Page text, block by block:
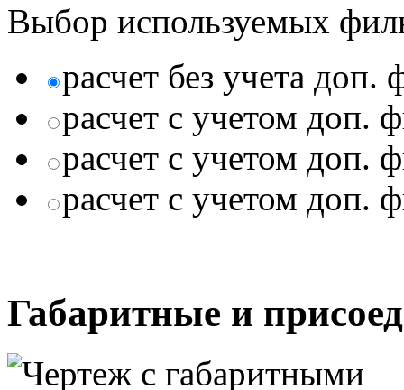
Выбор используемых
расчет без учета доп.
расчет с учетом доп.
расчет с учетом доп.
расчет с учетом доп.
Габаритные и